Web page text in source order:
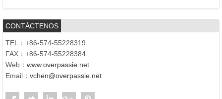
CONTÁCTENOS
TEL：+86-574-55228319
FAX：+86-574-55228384
Web： www.overpassie.net
Email： vchen@overpassie.net